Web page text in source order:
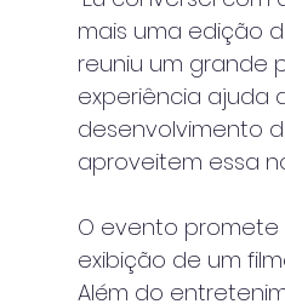
mais uma edição
reuniu um grande
experiência ajuda
desenvolvimento
aproveitem essa
O evento promete
exibição de um
Além do